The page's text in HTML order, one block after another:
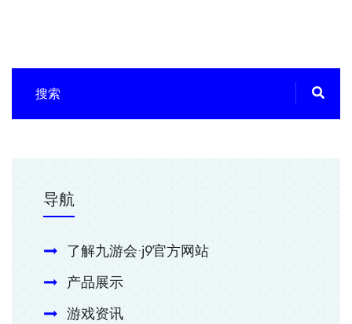
导航
了解九游会·j9官方网站
产品展示
游戏资讯